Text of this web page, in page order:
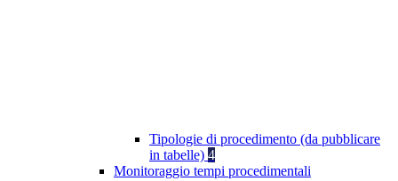
Tipologie di procedimento (da pubblicare
in tabelle) 4
Monitoraggio tempi procedimentali